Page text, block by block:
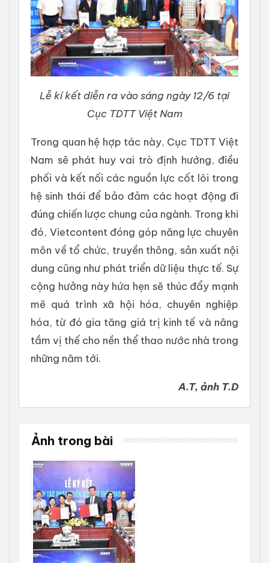
Lễ kí kết diễn ra vào sáng ngày 12/6 tại
Cục TDTT Việt Nam
Trong quan hệ hợp tác này, Cục TDTT Việt
Nam sẽ phát huy vai trò định hướng, điều
phối và kết nối các nguồn lực cốt lõi trong
hệ sinh thái để bảo đảm các hoạt động đi
đúng chiến lược chung của ngành. Trong khi
đó, Vietcontent đóng góp năng lực chuyên
môn về tổ chức, truyền thông, sản xuất nội
dung cũng như phát triển dữ liệu thực tế. Sự
cộng hưởng này hứa hẹn sẽ thúc đẩy mạnh
mẽ quá trình xã hội hóa, chuyên nghiệp
hóa, từ đó gia tăng giá trị kinh tế và nâng
tầm vị thế cho nền thể thao nước nhà trong
những năm tới.
A.T, ảnh T.D
Ảnh trong bài